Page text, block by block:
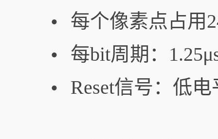
• 每个像素点占用
• 每bit周期：
• Reset信号：低